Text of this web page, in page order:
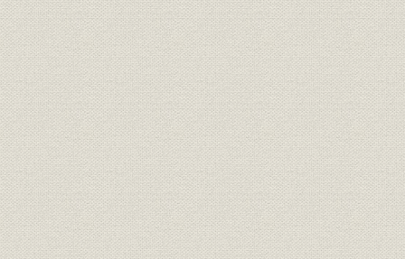
第6項 AA型乗用車とGA型トラックの発表
第7項 「自動車製造事業法」の許可会社に指定
第3節 基礎技術の研究・開発
第1項 研究所の設立
第2項 鋳造技術の研究
第3項 特殊鋼の研究・開発と鍛造技術の研究
第4項 機械加工法、工作機械の研究・開発